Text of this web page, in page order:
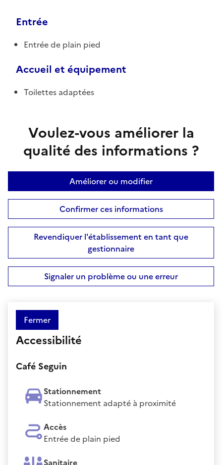
Entrée
Entrée de plain pied
Accueil et équipement
Toilettes adaptées
Voulez-vous améliorer la
qualité des informations ?
Améliorer ou modifier
Confirmer ces informations
Revendiquer l'établissement en tant que
gestionnaire
Signaler un problème ou une erreur
Fermer
Accessibilité
Café Seguin
Stationnement
Stationnement adapté à proximité
Accès
Entrée de plain pied
Sanitaire